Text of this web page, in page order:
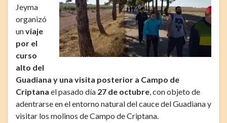
Jeyma
organizó
unviaje
por el
curso
alto del
Guadiana y una visita posterior a Campo de
Criptana el pasado día 27 de octubre , con objeto de
adentrarse en el entorno natural del cauce del Guadiana y
visitar los molinos de Campo de Criptana.